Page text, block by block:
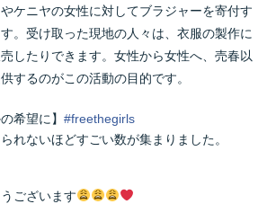
ケニヤの女性に対してブラジャーを寄付す
。受け取った現地の人々は、衣服の製作に
したりできます。女性から女性へ、売春以
するのがこの活動の目的です。
希望に】 #freethegirls
れないほどすごい数が集まりました。
ございます